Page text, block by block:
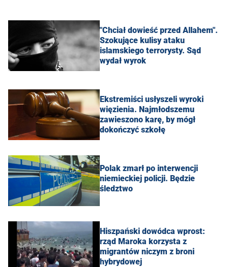
"Chciał dowieść przed Allahem".
Szokujące kulisy ataku
islamskiego terrorysty. Sąd
wydał wyrok
Ekstremiści usłyszeli wyroki
więzienia. Najmłodszemu
zawieszono karę, by mógł
dokończyć szkołę
Polak zmarł po interwencji
niemieckiej policji. Będzie
śledztwo
Hiszpański dowódca wprost:
rząd Maroka korzysta z
migrantów niczym z broni
hybrydowej